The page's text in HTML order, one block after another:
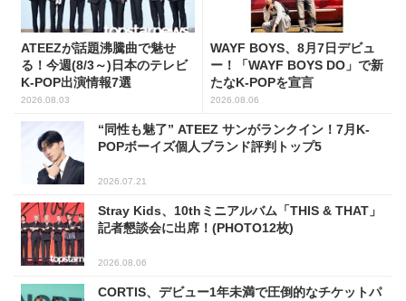
ATEEZが話題沸騰曲で魅せ
る！今週(8/3～)日本のテレビ
K-POP出演情報7選
2026.08.03
WAYF BOYS、8月7日デビュ
ー！「WAYF BOYS DO」で新
たなK-POPを宣言
2026.08.06
“同性も魅了” ATEEZ サンがランクイン！7月K-
POPボーイズ個人ブランド評判トップ5
2026.07.21
Stray Kids、10thミニアルバム「THIS & THAT」
記者懇談会に出席！(PHOTO12枚)
2026.08.06
CORTIS、デビュー1年未満で圧倒的なチケットパ